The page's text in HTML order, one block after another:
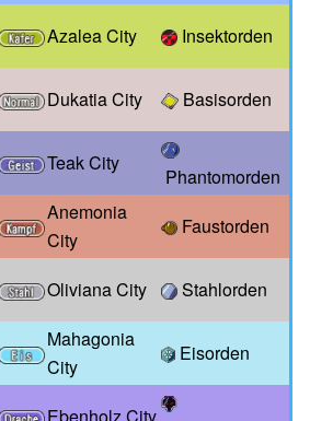
Azalea City Insektorden
Dukatia City Basisorden
Teak City
Phantomorden
Anemonia
City
Faustorden
Oliviana City Stahlorden
Mahagonia
City
Eisorden
Ebenholz City